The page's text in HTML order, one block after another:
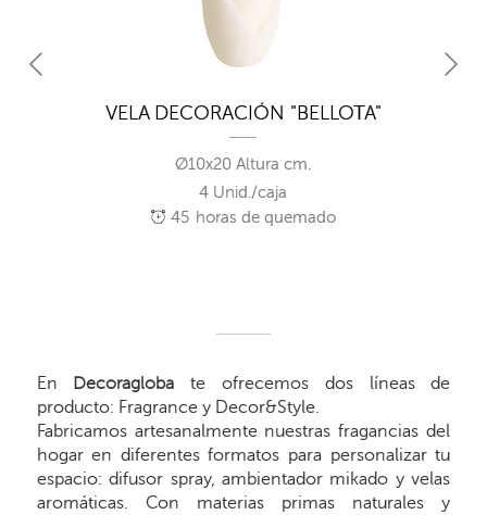
VELA DECORACIÓN "BELLOTA"
Ø10x20 Altura cm.
4 Unid./caja
45 horas de quemado
En Decoragloba te ofrecemos dos líneas de
producto: Fragrance y Decor&Style.
Fabricamos artesanalmente nuestras fragancias del
hogar en diferentes formatos para personalizar tu
espacio: difusor spray, ambientador mikado y velas
aromáticas. Con materias primas naturales y